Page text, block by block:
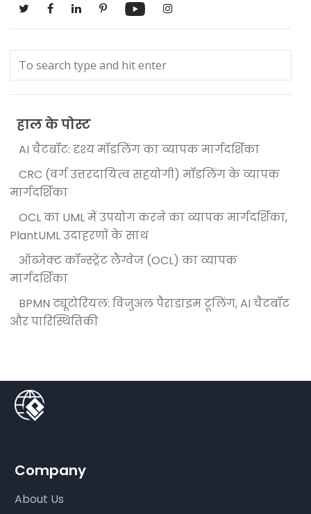
हाल के पोस्ट
AI चैटबॉट: दृश्य मॉडलिंग का व्यापक मार्गदर्शिका
CRC (वर्ग उत्तरदायित्व सहयोगी) मॉडलिंग के व्यापक
मार्गदर्शिका
OCL का UML में उपयोग करने का व्यापक मार्गदर्शिका,
PlantUML उदाहरणों के साथ
ऑब्जेक्ट कॉन्स्ट्रेंट लैंग्वेज (OCL) का व्यापक
मार्गदर्शिका
BPMN ट्यूटोरियल: विजुअल पैराडाइम टूलिंग, AI चैटबॉट
और पारिस्थितिकी
Company
About Us